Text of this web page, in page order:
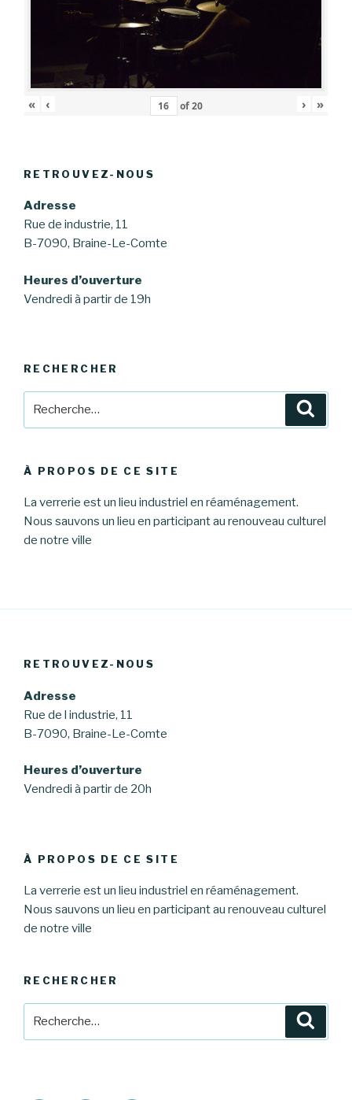
« ‹ of20 › »
RETROUVEZ-NOUS
Adresse
Rue de industrie, 11
B-7090, Braine-Le-Comte
Heures d’ouverture
Vendredi à partir de 19h
RECHERCHER
À PROPOS DE CE SITE
La verrerie est un lieu industriel en réaménagement.
Nous sauvons un lieu en participant au renouveau culturel
de notre ville
RETROUVEZ-NOUS
Adresse
Rue de l industrie, 11
B-7090, Braine-Le-Comte
Heures d’ouverture
Vendredi à partir de 20h
À PROPOS DE CE SITE
La verrerie est un lieu industriel en réaménagement.
Nous sauvons un lieu en participant au renouveau culturel
de notre ville
RECHERCHER